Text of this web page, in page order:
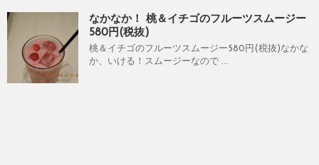
なかなか！ 桃＆イチゴのフルーツスムージー
580円(税抜)
桃＆イチゴのフルーツスムージー580円(税抜)なかな
か、いける！スムージーなので ...